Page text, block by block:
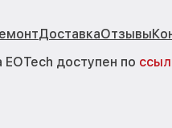
ДоставкаОтзывы
доступен по